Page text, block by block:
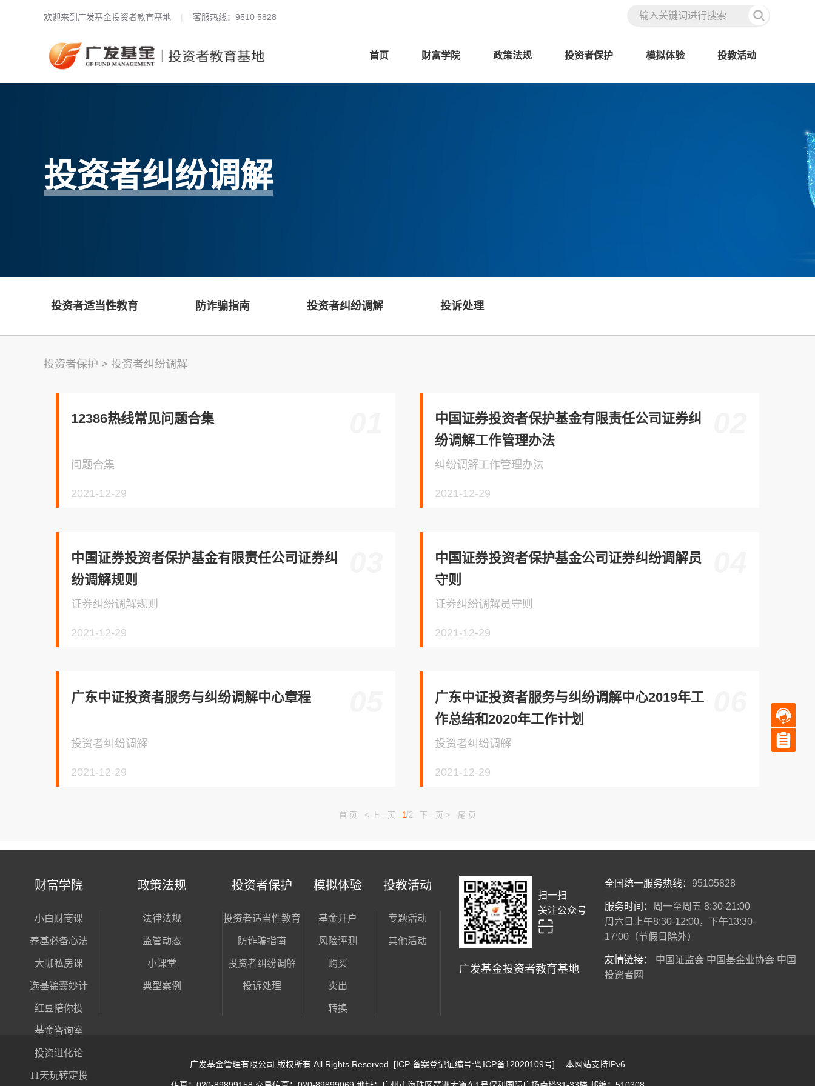
欢迎来到广发基金投资者教育基地 | 客服热线：9510 5828
首页 财富学院 政策法规 投资者保护 模拟体验 投教活动
投资者纠纷调解
投资者适当性教育 防诈骗指南 投资者纠纷调解 投诉处理
投资者保护 > 投资者纠纷调解
12386热线常见问题合集
问题合集
2021-12-29
中国证券投资者保护基金有限责任公司证券纠
纷调解工作管理办法
纠纷调解工作管理办法
2021-12-29
中国证券投资者保护基金有限责任公司证券纠
纷调解规则
证券纠纷调解规则
2021-12-29
中国证券投资者保护基金公司证券纠纷调解员
守则
证券纠纷调解员守则
2021-12-29
广东中证投资者服务与纠纷调解中心章程
投资者纠纷调解
2021-12-29
广东中证投资者服务与纠纷调解中心2019年工
作总结和2020年工作计划
投资者纠纷调解
2021-12-29
首 页 < 上一页 1/2 下一页 > 尾 页
财富学院
小白财商课
养基必备心法
大咖私房课
选基锦囊妙计
红豆陪你投
基金咨询室
投资进化论
11天玩转定投
政策法规
法律法规
监管动态
小课堂
典型案例
投资者保护
投资者适当性教育
防诈骗指南
投资者纠纷调解
投诉处理
模拟体验
基金开户
风险评测
购买
卖出
转换
投教活动
专题活动
其他活动
扫一扫
关注公众号
广发基金投资者教育基地
全国统一服务热线： 95105828
服务时间： 周一至周五 8:30-21:00
周六日上午8:30-12:00，下午13:30-
17:00（节假日除外）
友情链接： 中国证监会 中国基金业协会 中国
投资者网
广发基金管理有限公司 版权所有 All Rights Reserved. [ICP 备案登记证编号:粤ICP备12020109号] 本网站支持IPv6
在线
客服
调查
问卷